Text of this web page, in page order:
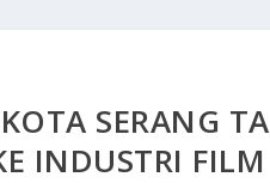
SERANG TA
INDUSTRI FILM